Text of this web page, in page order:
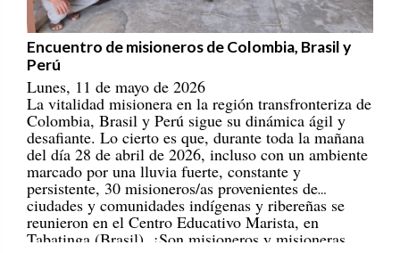
Encuentro de misioneros de Colombia, Brasil y
Perú
Lunes, 11 de mayo de 2026
La vitalidad misionera en la región transfronteriza de
Colombia, Brasil y Perú sigue su dinámica ágil y
desafiante. Lo cierto es que, durante toda la mañana
del día 28 de abril de 2026, incluso con un ambiente
marcado por una lluvia fuerte, constante y
persistente, 30 misioneros/as provenientes de
ciudades y comunidades indígenas y ribereñas se
reunieron en el Centro Educativo Marista, en
Tabatinga (Brasil). ¡Son misioneros y misioneras
portadores/as de esperanza! [REPAM]